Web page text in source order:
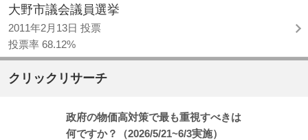
大野市議会議員選挙
2011年2月13日 投票
投票率 68.12%
クリックリサーチ
政府の物価高対策で最も重視すべきは
何ですか？（2026/5/21~6/3実施）